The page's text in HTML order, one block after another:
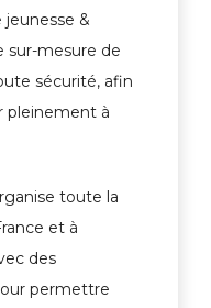
jeunesse &
sur-mesure de
sécurité, afin
pleinement à
toute la
et à
des
permettre